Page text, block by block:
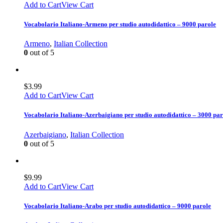
Add to CartView Cart
Vocabolario Italiano-Armeno per studio autodidattico – 9000 parole
Armeno, Italian Collection
0 out of 5
$3.99
Add to CartView Cart
Vocabolario Italiano-Azerbaigiano per studio autodidattico – 3000
Azerbaigiano, Italian Collection
0 out of 5
$9.99
Add to CartView Cart
Vocabolario Italiano-Arabo per studio autodidattico – 9000 parole